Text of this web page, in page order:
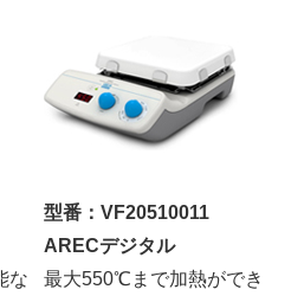
な
型番：VF20510011
ARECデジタル
最大550℃まで加熱ができ